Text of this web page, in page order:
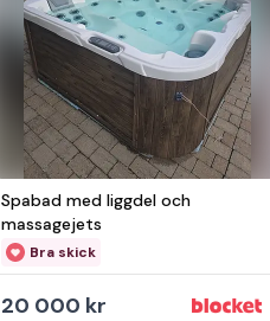
Spabad med liggdel och
massagejets
Bra skick
20 000 kr